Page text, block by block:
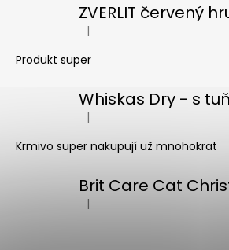
Hodnocení produktu je 5 z
|
Produkt super
Whiskas Dry - s
Hodnocení produktu je 5 z
|
Krmivo super nakupují už mnohokrat
Hodnocení produktu je 5 z
|